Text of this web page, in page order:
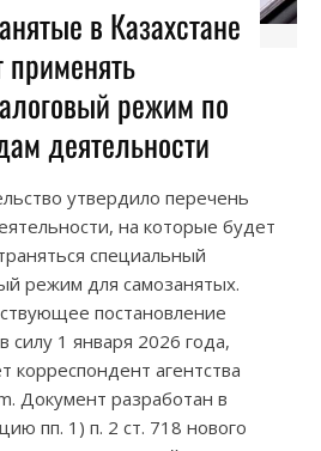
в Казахстане
применять
режим по
деятельности
утвердило перечень
на которые будет
специальный
режим для самозанятых.
постановление
силу 1 января 2026 года,
корреспондент агентства
Документ разработан в
пп. 1) п. 2 ст. 718 нового